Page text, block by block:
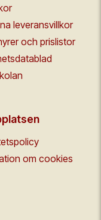
leveransvillkor
och prislistor
om cookies